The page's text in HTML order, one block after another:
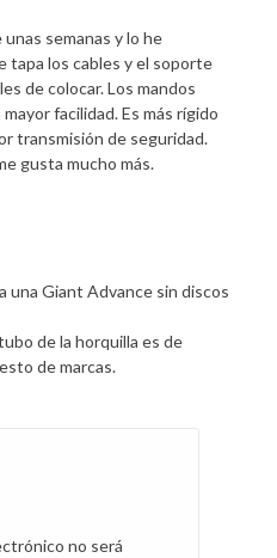
semanas y lo he
tapa los cables y el soporte
de colocar. Los mandos
facilidad. Es más rígido
transmisión de seguridad.
gusta mucho más.
una Giant Advance sin discos
de la horquilla es de
de marcas.
no será